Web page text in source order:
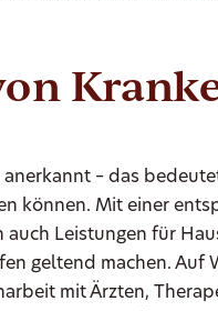
– das
können. Mit einer
auch Leistungen für
geltend machen.
mit Ärzten,